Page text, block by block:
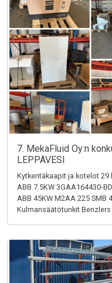
7. MekaFluid Oy:n
LEPPÄVESI
Kytkentäkaapit ja kotelot
ABB 7.5KW 3GAA164430-
ABB 45KW M2AA 225 SMB
Kulmansäätötunkit